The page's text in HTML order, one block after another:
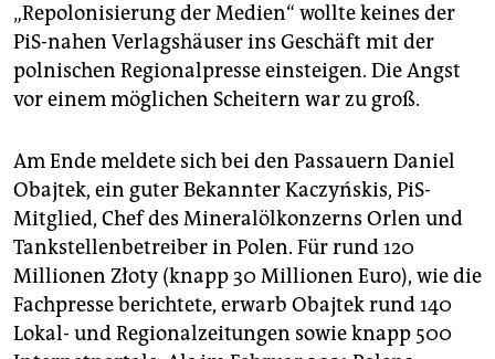
„Repolonisierung der Medien“ wollte keines der
PiS-nahen Verlagshäuser ins Geschäft mit der
polnischen Re­gio­nal­presse einsteigen. Die Angst
vor einem möglichen Scheitern war zu groß.
Am Ende meldete sich bei den Passauern Daniel
Obajtek, ein guter Bekannter Kaczyńskis, PiS-
Mitglied, Chef des Mineralölkonzerns Orlen und
Tankstellenbetreiber in Polen. Für rund 120
Millionen Złoty (knapp 30 Millionen Euro), wie die
Fachpresse berichtete, erwarb Obajtek rund 140
Lokal- und Regionalzeitungen sowie knapp 500